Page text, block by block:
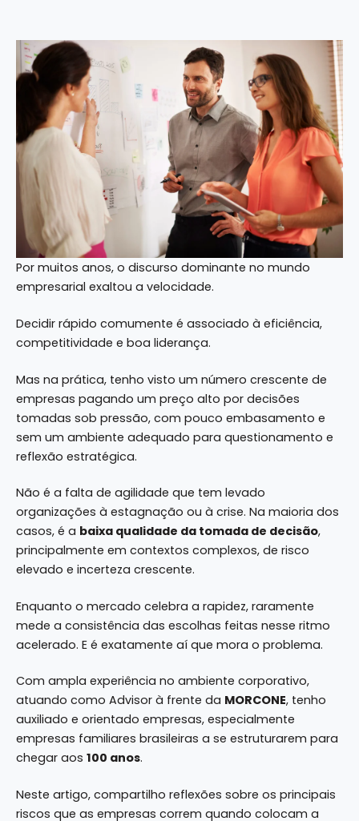
Por muitos anos, o discurso dominante no mundo
empresarial exaltou a velocidade.
Decidir rápido comumente é associado à eficiência,
competitividade e boa liderança.
Mas na prática, tenho visto um número crescente de
empresas pagando um preço alto por decisões
tomadas sob pressão, com pouco embasamento e
sem um ambiente adequado para questionamento e
reflexão estratégica.
Não é a falta de agilidade que tem levado
organizações à estagnação ou à crise. Na maioria dos
casos, é a baixa qualidade da tomada de decisão,
principalmente em contextos complexos, de risco
elevado e incerteza crescente.
Enquanto o mercado celebra a rapidez, raramente
mede a consistência das escolhas feitas nesse ritmo
acelerado. E é exatamente aí que mora o problema.
Com ampla experiência no ambiente corporativo,
atuando como Advisor à frente da MORCONE, tenho
auxiliado e orientado empresas, especialmente
empresas familiares brasileiras a se estruturarem para
chegar aos 100 anos.
Neste artigo, compartilho reflexões sobre os principais
riscos que as empresas correm quando colocam a